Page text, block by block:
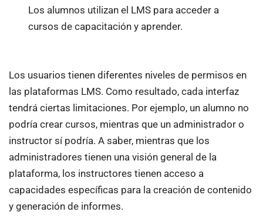
Los alumnos utilizan el LMS para acceder a
cursos de capacitación y aprender.
Los usuarios tienen diferentes niveles de permisos en
las plataformas LMS. Como resultado, cada interfaz
tendrá ciertas limitaciones. Por ejemplo, un alumno no
podría crear cursos, mientras que un administrador o
instructor sí podría. A saber, mientras que los
administradores tienen una visión general de la
plataforma, los instructores tienen acceso a
capacidades específicas para la creación de contenido
y generación de informes.